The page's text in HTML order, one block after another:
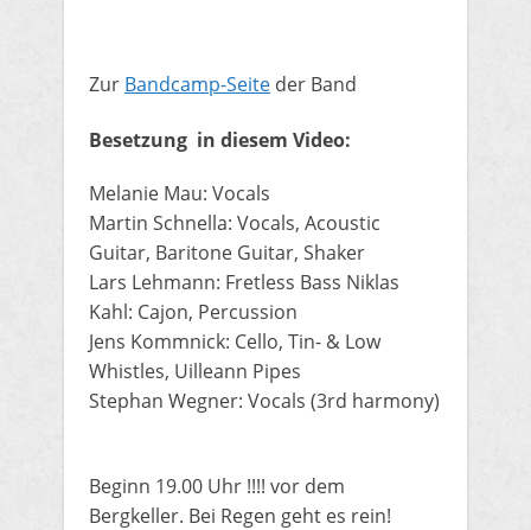
Zur Bandcamp-Seite der Band
Besetzung in diesem Video:
​Melanie Mau: Vocals
Martin Schnella: Vocals, Acoustic
Guitar, Baritone Guitar, Shaker
Lars Lehmann: Fretless Bass Niklas
Kahl: Cajon, Percussion
Jens Kommnick: Cello, Tin- & Low
Whistles, Uilleann Pipes
Stephan Wegner: Vocals (3rd harmony)
​Beginn 19.00 Uhr !!!! vor dem
Bergkeller. Bei Regen geht es rein!